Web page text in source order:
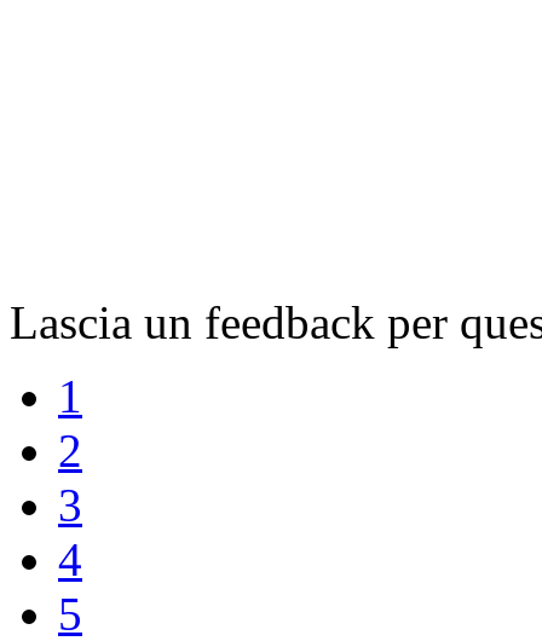
Lascia un feedback per
1
2
3
4
5